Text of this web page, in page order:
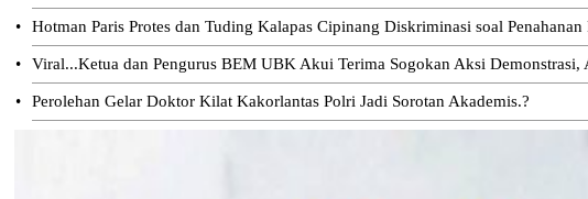
• Hotman Paris Protes dan Tuding Kalapas Cipinang Diskriminasi soal
• Viral...Ketua dan Pengurus BEM UBK Akui Terima Sogokan Aksi
• Perolehan Gelar Doktor Kilat Kakorlantas Polri Jadi Sorotan Akademis.?